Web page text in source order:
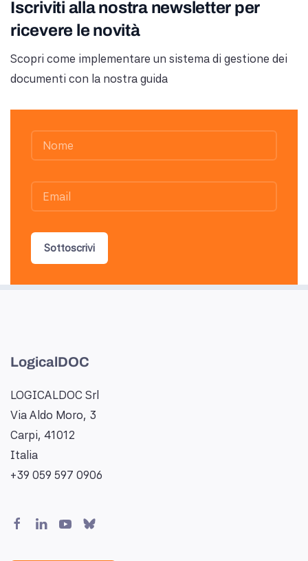
Iscriviti alla nostra newsletter per
ricevere le novità
Scopri come implementare un sistema di gestione dei
documenti con la nostra guida
Sottoscrivi
LogicalDOC
LOGICALDOC Srl
Via Aldo Moro, 3
Carpi, 41012
Italia
+39 059 597 0906